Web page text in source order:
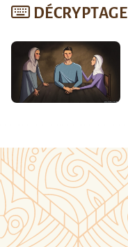
DÉCRYPTAGE